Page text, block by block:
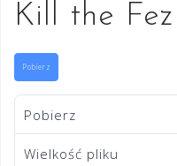
Kill the
Pobierz
Pobierz
Wielkość pliku